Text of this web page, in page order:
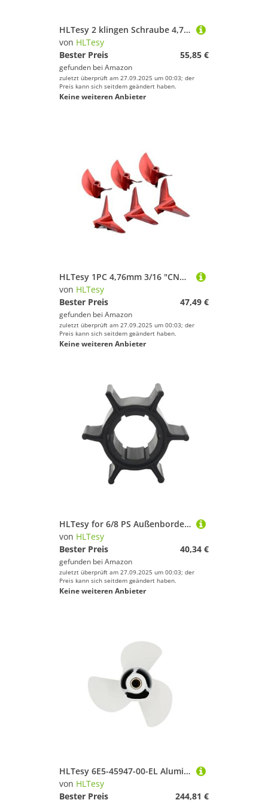
HLTesy 2 klingen Schraube 4,76mm 3/16'' Propeller Links/Rechts D36/38/40/42/43/44/45/48/50/52/53/54/55mm Propeller for RC Boot(4.76mm Left D52mm)
von HLTesy
Bester Preis
55,85 €
gefunden bei Amazon
zuletzt überprüft am 27.09.2025 um 00:03; der
Preis kann sich seitdem geändert haben.
Keine weiteren Anbieter
HLTesy 1PC 4,76mm 3/16 "CNC Rot 2-Blatt Propeller Links/Rechts D38-D52mm for RC Garnelen Boot katamaran Boot(D45mm Left)
von HLTesy
Bester Preis
47,49 €
gefunden bei Amazon
zuletzt überprüft am 27.09.2025 um 00:03; der
Preis kann sich seitdem geändert haben.
Keine weiteren Anbieter
HLTesy for 6/8 PS Außenborder-Gummilaufrad 655-44352-09 655-44352-00
von HLTesy
Bester Preis
40,34 €
gefunden bei Amazon
zuletzt überprüft am 27.09.2025 um 00:03; der
Preis kann sich seitdem geändert haben.
Keine weiteren Anbieter
HLTesy 6E5-45947-00-EL Aluminiumpropeller 13 1/2x15-K for 60 PS 115 PS Außenbordmotor
von HLTesy
Bester Preis
244,81 €